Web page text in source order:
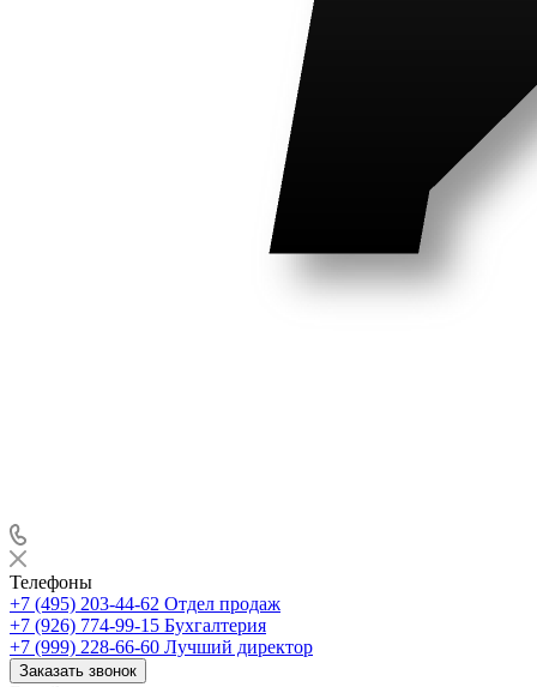
Телефоны
+7 (495) 203-44-62 Отдел продаж
+7 (926) 774-99-15 Бухгалтерия
+7 (999) 228-66-60 Лучший директор
Заказать звонок